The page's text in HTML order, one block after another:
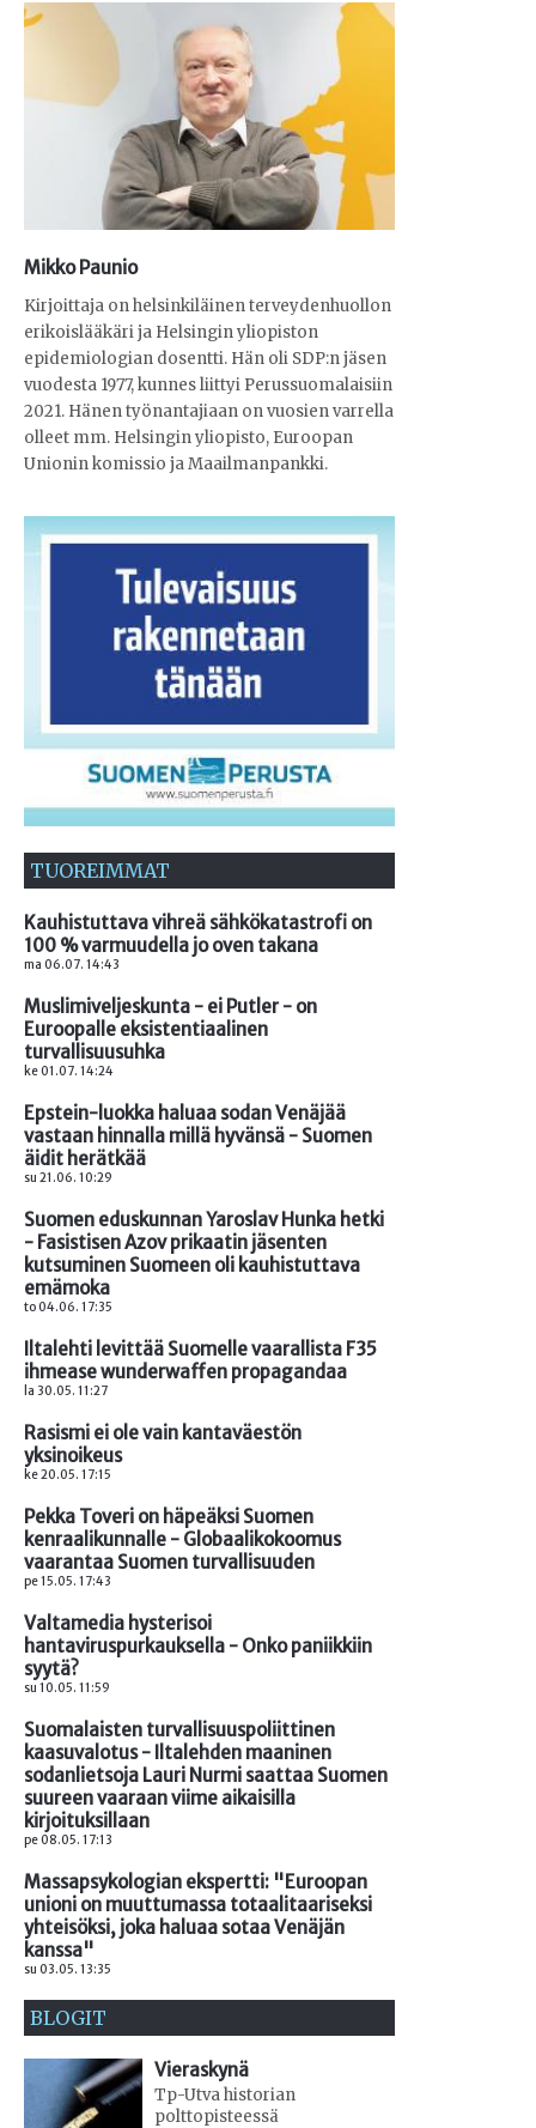
Mikko Paunio
Kirjoittaja on helsinkiläinen terveydenhuollon
erikoislääkäri ja Helsingin yliopiston
epidemiologian dosentti. Hän oli SDP:n jäsen
vuodesta 1977, kunnes liittyi Perussuomalaisiin
2021. Hänen työnantajiaan on vuosien varrella
olleet mm. Helsingin yliopisto, Euroopan
Unionin komissio ja Maailmanpankki.
TUOREIMMAT
Kauhistuttava vihreä sähkökatastrofi on
100 % varmuudella jo oven takana
ma 06.07. 14:43
Muslimiveljeskunta - ei Putler - on
Euroopalle eksistentiaalinen
turvallisuusuhka
ke 01.07. 14:24
Epstein-luokka haluaa sodan Venäjää
vastaan hinnalla millä hyvänsä - Suomen
äidit herätkää
su 21.06. 10:29
Suomen eduskunnan Yaroslav Hunka hetki
- Fasistisen Azov prikaatin jäsenten
kutsuminen Suomeen oli kauhistuttava
emämoka
to 04.06. 17:35
Iltalehti levittää Suomelle vaarallista F35
ihmease wunderwaffen propagandaa
la 30.05. 11:27
Rasismi ei ole vain kantaväestön
yksinoikeus
ke 20.05. 17:15
Pekka Toveri on häpeäksi Suomen
kenraalikunnalle - Globaalikokoomus
vaarantaa Suomen turvallisuuden
pe 15.05. 17:43
Valtamedia hysterisoi
hantaviruspurkauksella - Onko paniikkiin
syytä?
su 10.05. 11:59
Suomalaisten turvallisuuspoliittinen
kaasuvalotus - Iltalehden maaninen
sodanlietsoja Lauri Nurmi saattaa Suomen
suureen vaaraan viime aikaisilla
kirjoituksillaan
pe 08.05. 17:13
Massapsykologian ekspertti: "Euroopan
unioni on muuttumassa totaalitaariseksi
yhteisöksi, joka haluaa sotaa Venäjän
kanssa"
su 03.05. 13:35
BLOGIT
Vieraskynä
Tp-Utva historian
polttopisteessä